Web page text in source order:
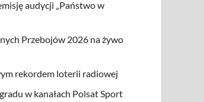
audycji „Państwo w
Przebojów 2026 na żywo
rekordem loterii radiowej
w kanałach Polsat Sport